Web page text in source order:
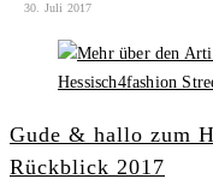
30. Juli 2017
Gude & hallo zum
Rückblick 2017